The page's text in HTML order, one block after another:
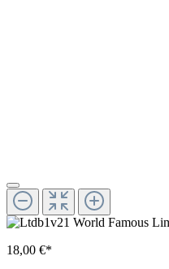
18,00 €*